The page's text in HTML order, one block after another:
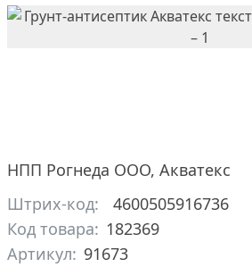
НПП Рогнеда ООО, Акватекс
Штрих-код:
4600505916736
Код товара: 182369
Артикул: 91673